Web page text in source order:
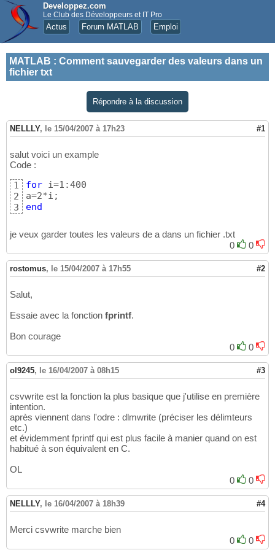
Developpez.com
Le Club des Développeurs et IT Pro
Actus Forum MATLAB Emploi
MATLAB : Comment sauvegarder des valeurs dans un
fichier txt
Répondre à la discussion
NELLLY, le 15/04/2007 à 17h23 #1
salut voici un example
Code :
1
2
3
for i=1:400
end
je veux garder toutes les valeurs de a dans un fichier .txt
0
0
rostomus, le 15/04/2007 à 17h55 #2
Salut,
Essaie avec la fonction fprintf.
Bon courage
0
0
ol9245, le 16/04/2007 à 08h15 #3
csvwrite est la fonction la plus basique que j'utilise en première
intention.
après viennent dans l'odre : dlmwrite (préciser les délimteurs
etc.)
et évidemment fprintf qui est plus facile à manier quand on est
habitué à son équivalent en C.
OL
0
0
NELLLY, le 16/04/2007 à 18h39 #4
Merci csvwrite marche bien
0
0